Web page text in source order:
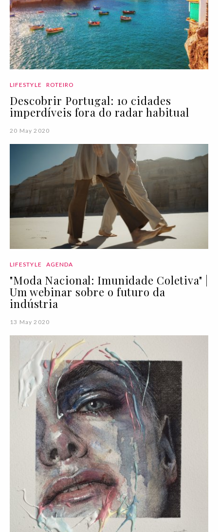
LIFESTYLE ROTEIRO
Descobrir Portugal: 10 cidades
imperdíveis fora do radar habitual
20 May 2020
LIFESTYLE AGENDA
"Moda Nacional: Imunidade Coletiva" |
Um webinar sobre o futuro da
indústria
13 May 2020